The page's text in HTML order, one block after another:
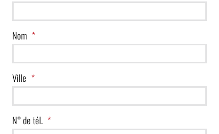
Nom
Ville
N° de tél.